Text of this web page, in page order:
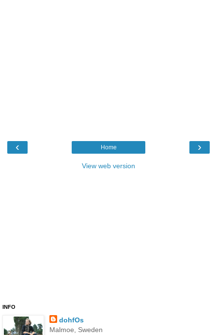
‹ ›
Home
View web version
INFO
dohfOs
Malmoe, Sweden